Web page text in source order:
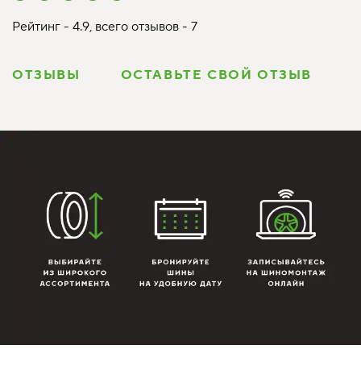
Рейтинг - 4.9, всего отзывов - 7
ОТЗЫВЫ ОСТАВЬТЕ СВОЙ ОТЗЫВ